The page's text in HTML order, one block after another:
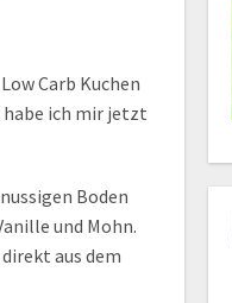
Carb Kuchen
habe ich mir jetzt
Boden
und Mohn.
aus dem